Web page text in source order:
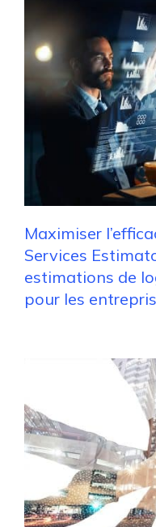
Maximiser
Services
estimations de
pour les